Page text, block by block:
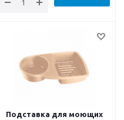
Подставка для моющих